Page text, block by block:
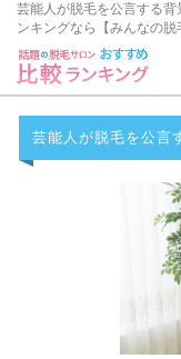
芸能人が脱毛を公言する
ンキングなら【みんなの脱
芸能人が脱毛を公言